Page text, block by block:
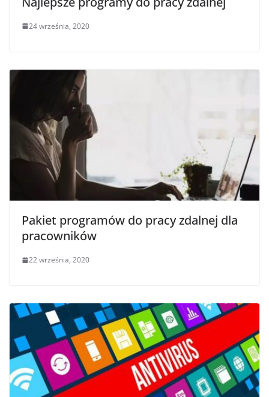
24 września, 2020
Pakiet programów do pracy zdalnej dla
pracowników
22 września, 2020